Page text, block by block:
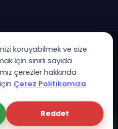
Hukuk Asistan • Tüm Hakları
Güvenlik Sözleşmesi
koruyabilmek ve size
için sınırlı sayıda
çerezler hakkında
Çerez Politikamıza
Reddet